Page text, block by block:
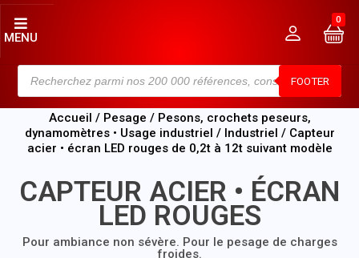
FOOTER
0
MENU
Accueil / Pesage / Pesons, crochets peseurs,
dynamomètres • Usage industriel / Industriel / Capteur
acier • écran LED rouges de 0,2t à 12t suivant modèle
CAPTEUR ACIER • ÉCRAN
LED ROUGES
Pour ambiance non sévère. Pour le pesage de charges
froides.